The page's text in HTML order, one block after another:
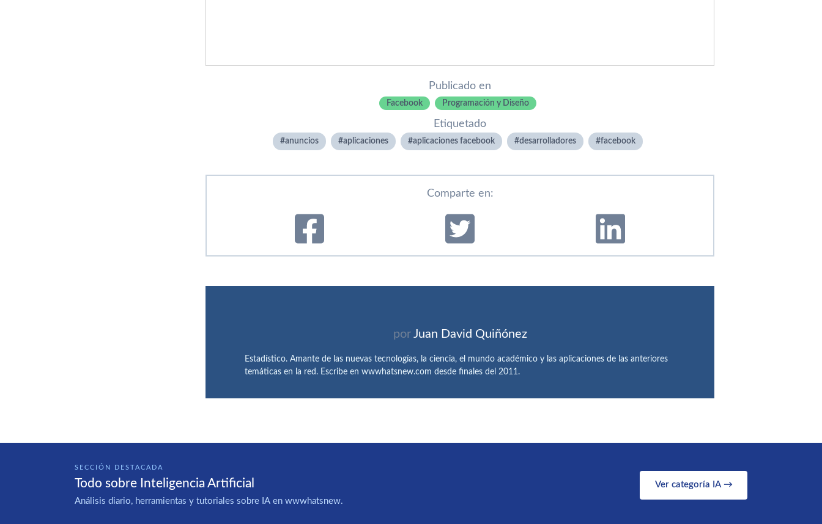
Publicado en
Facebook Programación y Diseño
Etiquetado
anuncios aplicaciones aplicaciones facebook desarrolladores facebook
Comparte en:
por Juan David Quiñónez
Estadístico. Amante de las nuevas tecnologías, la ciencia, el mundo académico y las aplicaciones de las anteriores
temáticas en la red. Escribe en wwwhatsnew.com desde finales del 2011.
SECCIÓN DESTACADA
Todo sobre Inteligencia Artificial
Análisis diario, herramientas y tutoriales sobre IA en wwwhatsnew.
Ver categoría IA →